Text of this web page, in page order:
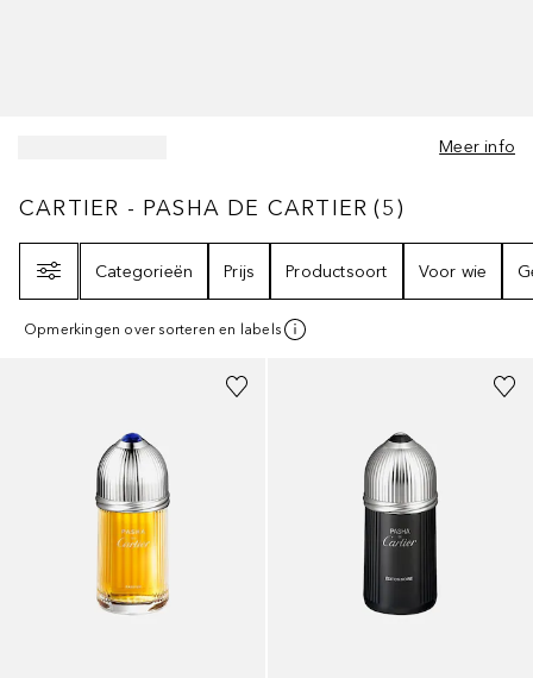
Meer info
CARTIER - PASHA DE CARTIER5
CARTIER - PASHA DE CARTIER (5)
Categorieën
Prijs Productsoort Voor wie
Opmerkingen over sorteren en labels